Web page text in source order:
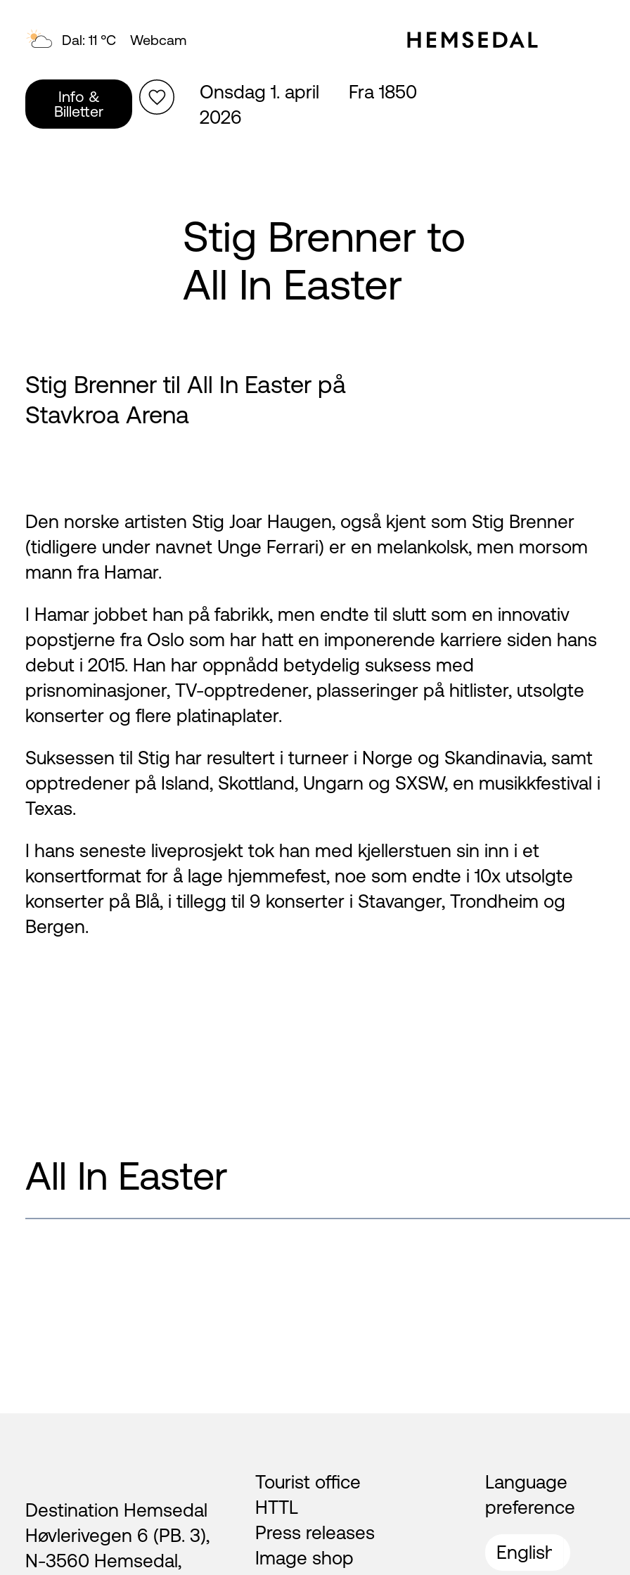
Dal: 11 °C Webcam
Info &
Billetter
Onsdag 1. april
2026
Fra 1850
Stig Brenner to
All In Easter
Stig Brenner til All In Easter på
Stavkroa Arena
Den norske artisten Stig Joar Haugen, også kjent som Stig Brenner
(tidligere under navnet Unge Ferrari) er en melankolsk, men morsom
mann fra Hamar.
I Hamar jobbet han på fabrikk, men endte til slutt som en innovativ
popstjerne fra Oslo som har hatt en imponerende karriere siden hans
debut i 2015. Han har oppnådd betydelig suksess med
prisnominasjoner, TV-opptredener, plasseringer på hitlister, utsolgte
konserter og flere platinaplater.
Suksessen til Stig har resultert i turneer i Norge og Skandinavia, samt
opptredener på Island, Skottland, Ungarn og SXSW, en musikkfestival i
Texas.
I hans seneste liveprosjekt tok han med kjellerstuen sin inn i et
konsertformat for å lage hjemmefest, noe som endte i 10x utsolgte
konserter på Blå, i tillegg til 9 konserter i Stavanger, Trondheim og
Bergen.
All In Easter
Destination Hemsedal
Høvlerivegen 6 (PB. 3),
N-3560 Hemsedal,
Tourist office
HTTL
Press releases
Image shop
Language
preference